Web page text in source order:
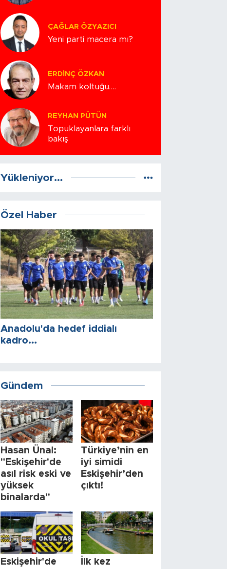
ÇAĞLAR ÖZYAZICI
Yeni parti macera mı?
ERDINÇ ÖZKAN
Makam koltuğu….
REYHAN PÜTÜN
Topuklayanlara farklı
bakış
Yükleniyor...
Özel Haber
Anadolu'da hedef iddialı
kadro...
Gündem
Hasan Ünal:
"Eskişehir'de
asıl risk eski ve
yüksek
binalarda"
Türkiye’nin en
iyi simidi
Eskişehir’den
çıktı!
Eskişehir'de
İlk kez